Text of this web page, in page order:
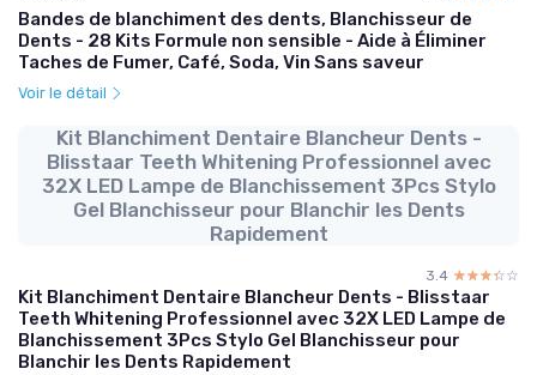
Bandes de blanchiment des dents, Blanchisseur de
Dents - 28 Kits Formule non sensible - Aide à Éliminer
Taches de Fumer, Café, Soda, Vin Sans saveur
Voir le détail
Kit Blanchiment Dentaire Blancheur Dents -
Blisstaar Teeth Whitening Professionnel avec
32X LED Lampe de Blanchissement 3Pcs Stylo
Gel Blanchisseur pour Blanchir les Dents
Rapidement
3.4 ☆☆☆☆☆
★★★★★
Kit Blanchiment Dentaire Blancheur Dents - Blisstaar
Teeth Whitening Professionnel avec 32X LED Lampe de
Blanchissement 3Pcs Stylo Gel Blanchisseur pour
Blanchir les Dents Rapidement